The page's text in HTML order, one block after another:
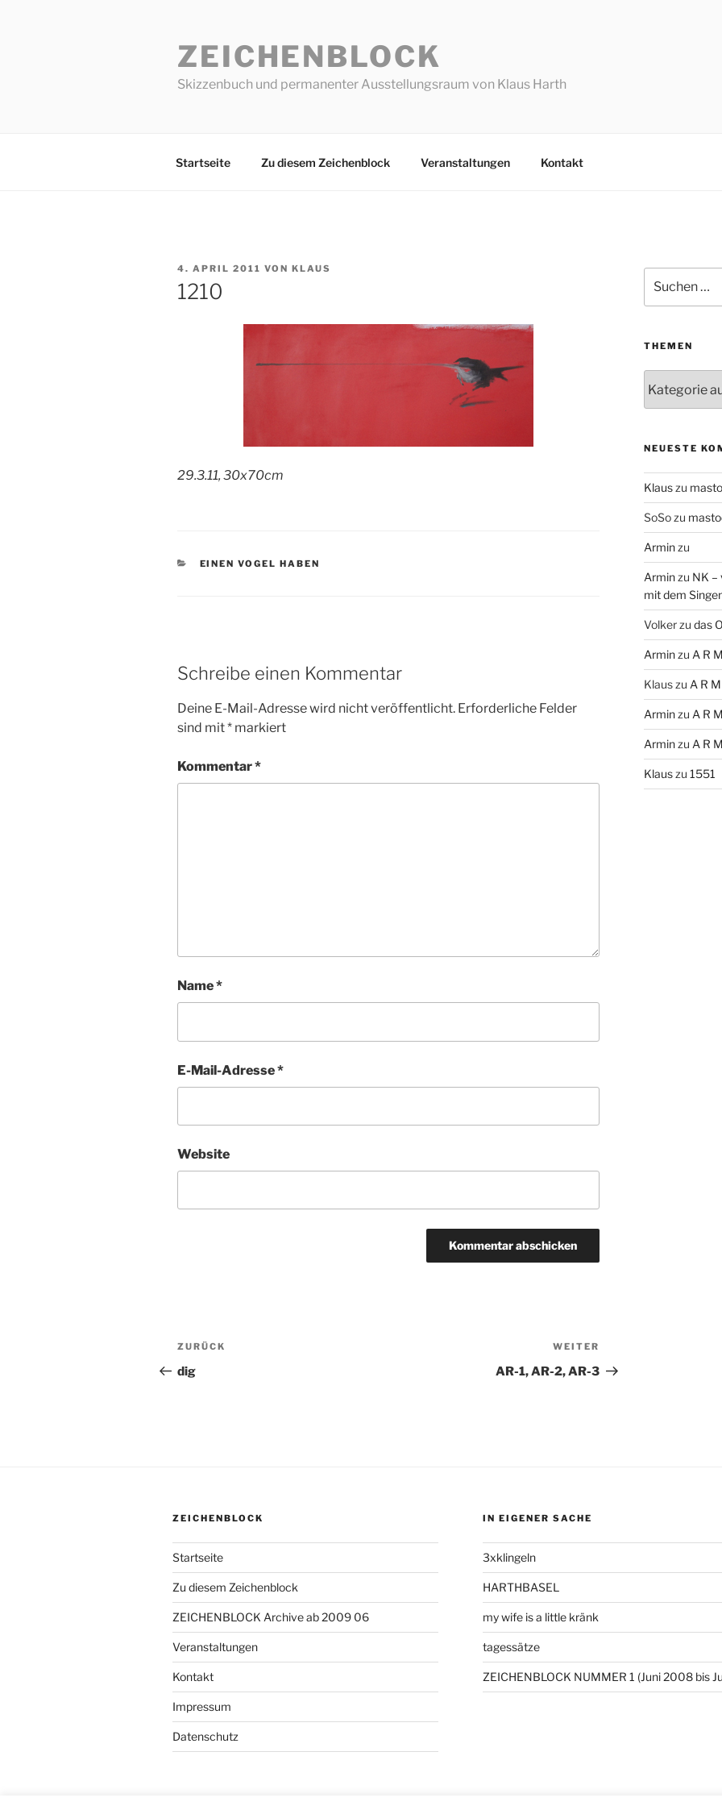
ZEICHENBLOCK
Skizzenbuch und permanenter Ausstellungsraum von Klaus Harth
Startseite Zu diesem Zeichenblock Veranstaltungen Kontakt
VERÖFFENTLICHT
AM
4. APRIL 2011 VON KLAUS
1210
29.3.11, 30x70cm
KATEGORIEN
EINEN VOGEL HABEN
Schreibe einen Kommentar
Deine E-Mail-Adresse wird nicht veröffentlicht. Erforderliche Felder
sind mit* markiert
Kommentar*
Name*
E-Mail-Adresse*
Website
Beitragsnavigation
Vorheriger
Beitrag
ZURÜCK
dig
Beitrag
WEITER
AR-1, AR-2, AR-3
nach:
THEMEN
NEUESTE
Klauszu
SoSozu
Arminzu
Arminzu NK –
mit dem
Volkerzu das
Arminzu A R
Klauszu A R
Arminzu A R
Arminzu A R
Klauszu 1551
ZEICHENBLOCK
Startseite
Zu diesem Zeichenblock
ZEICHENBLOCK Archive ab 2009 06
Veranstaltungen
Kontakt
Impressum
Datenschutz
IN EIGENER SACHE
3xklingeln
HARTHBASEL
my wife is a little kränk
tagessätze
ZEICHENBLOCK NUMMER 1 (Juni 2008 bis